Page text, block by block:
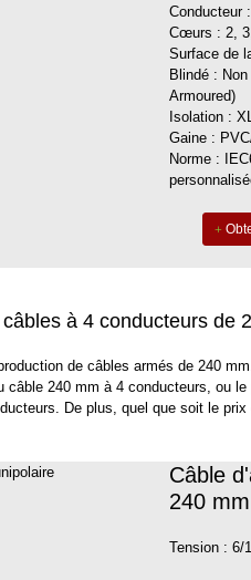
Conducteur
Cœurs : 2,
Surface de
Blindé :
Armoured)
Isolation :
Gaine :
Norme :
à 4 conducteurs de
de câbles armés de 240
240 mm à 4 conducteurs, ou
De plus, quel que soit le
Câble
240 mm
Tension : 6/